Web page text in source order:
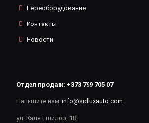
Переоборудование
Контакты
Новости
Отдел продаж: +373 799 705 07
Напишите нам: info@sidluxauto.com
ул. Каля Ешилор, 18,